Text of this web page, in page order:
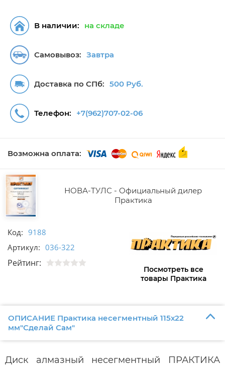
Самовывоз: Завтра
Доставка по СПб: 500 Руб.
В наличии: на складе
Телефон: +7(962)707-02-06
Возможна оплата:
НОВА-ТУЛС - Официальный дилер
Практика
Код: 9188
Артикул: 036-322
Рейтинг:
Посмотреть все
товары Практика
ОПИСАНИЕ Практика несегментный 115х22
мм"Сделай Сам"
Диск алмазный несегментный ПРАКТИКА